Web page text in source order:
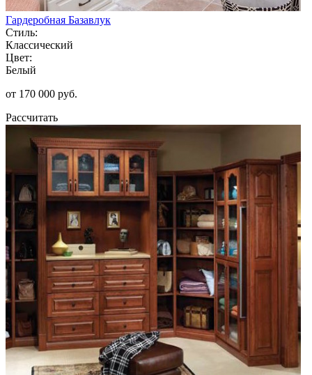
Гардеробная Базавлук
Стиль:
Классический
Цвет:
Белый
от 170 000 руб.
Рассчитать